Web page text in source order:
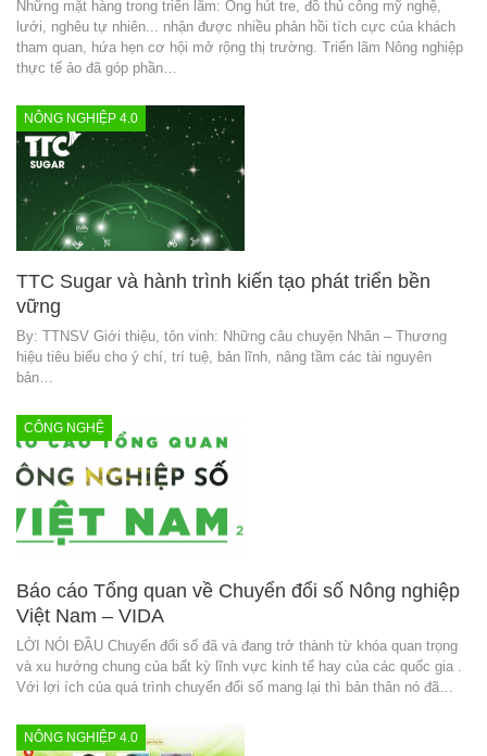
Những mặt hàng trong triển lãm: Ông hút tre, đồ thủ công mỹ nghệ,
lưới, nghêu tự nhiên... nhận được nhiều phản hồi tích cực của khách
tham quan, hứa hẹn cơ hội mở rộng thị trường. Triển lãm Nông nghiệp
thực tế ảo đã góp phần…
NÔNG NGHIỆP 4.0
TTC Sugar và hành trình kiến tạo phát triển bền
vững
By: TTNSV Giới thiệu, tôn vinh: Những câu chuyện Nhân – Thương
hiệu tiêu biểu cho ý chí, trí tuệ, bản lĩnh, nâng tầm các tài nguyên
bản…
CÔNG NGHỆ
Báo cáo Tổng quan về Chuyển đổi số Nông nghiệp
Việt Nam – VIDA
LỜI NÓI ĐẦU Chuyển đổi số đã và đang trở thành từ khóa quan trọng
và xu hướng chung của bất kỳ lĩnh vực kinh tế hay của các quốc gia .
Với lợi ích của quá trình chuyển đổi số mang lại thì bản thân nó đã…
NÔNG NGHIỆP 4.0